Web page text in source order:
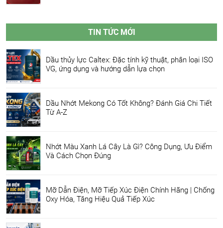
TIN TỨC MỚI
Dầu thủy lực Caltex: Đặc tính kỹ thuật, phân loại ISO
VG, ứng dụng và hướng dẫn lựa chọn
Dầu Nhớt Mekong Có Tốt Không? Đánh Giá Chi Tiết
Từ A-Z
Nhớt Màu Xanh Lá Cây Là Gì? Công Dụng, Ưu Điểm
Và Cách Chọn Đúng
Mỡ Dẫn Điện, Mỡ Tiếp Xúc Điện Chính Hãng | Chống
Oxy Hóa, Tăng Hiệu Quả Tiếp Xúc